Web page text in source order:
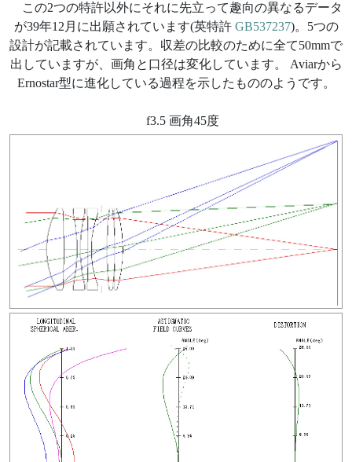
この2つの特許以外にそれに先立って趣向の異なるデータ
が39年12月に出願されています(英特許 GB537237)。5つの
設計が記載されています。収差の比較のために全て50mmで
出していますが、画角と口径は変化しています。 Aviarから
Ernostar型に進化している過程を示したもののようです。
f3.5 画角45度